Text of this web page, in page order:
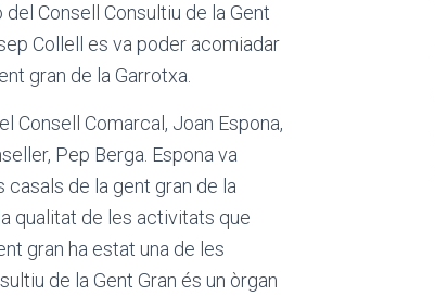
Consell Consultiu de la Gent
Collell es va poder acomiadar
gran de la Garrotxa.
Consell Comarcal, Joan Espona,
Pep Berga. Espona va
de la gent gran de la
qualitat de les activitats que
gran ha estat una de les
de la Gent Gran és un òrgan